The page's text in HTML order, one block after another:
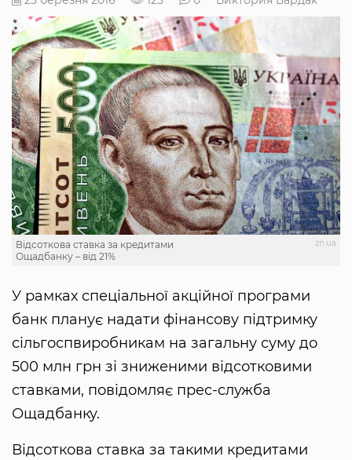
zn.ua
Відсоткова ставка за кредитами
Ощадбанку – від 21%
У рамках спеціальної акційної програми
банк планує надати фінансову підтримку
сільгоспвиробникам на загальну суму до
500 млн грн зі зниженими відсотковими
ставками, повідомляє прес-служба
Ощадбанку.
Відсоткова ставка за такими кредитами